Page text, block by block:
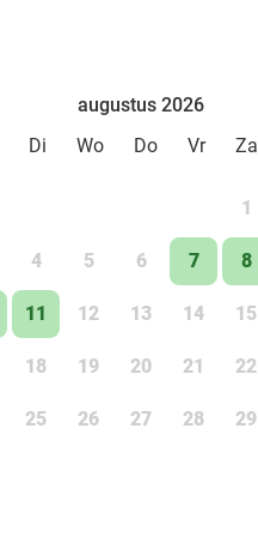
augustus 2026
Di Wo Do Vr Za
1
4 5 6 7 8
11 12 13 14 15
18 19 20 21 22
25 26 27 28 29